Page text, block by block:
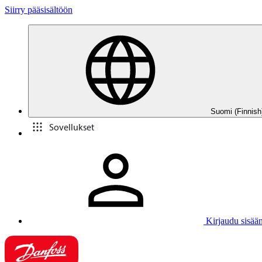
Siirry pääsisältöön
Suomi
Sovellukset
Kirjaudu